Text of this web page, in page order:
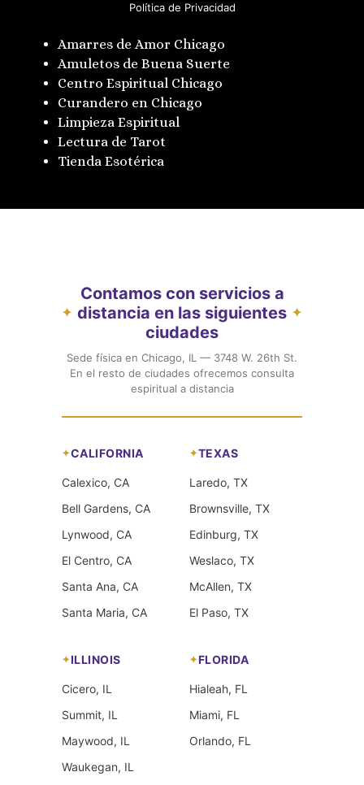
Política de Privacidad
Amarres de Amor Chicago
Amuletos de Buena Suerte
Centro Espiritual Chicago
Curandero en Chicago
Limpieza Espiritual
Lectura de Tarot
Tienda Esotérica
✦
Contamos con servicios a
distancia en las siguientes
ciudades
✦
Sede física en Chicago, IL — 3748 W. 26th St.
En el resto de ciudades ofrecemos consulta
espiritual a distancia
CALIFORNIA
Calexico, CA
Bell Gardens, CA
Lynwood, CA
El Centro, CA
Santa Ana, CA
Santa Maria, CA
TEXAS
Laredo, TX
Brownsville, TX
Edinburg, TX
Weslaco, TX
McAllen, TX
El Paso, TX
ILLINOIS
Cicero, IL
Summit, IL
Maywood, IL
Waukegan, IL
FLORIDA
Hialeah, FL
Miami, FL
Orlando, FL